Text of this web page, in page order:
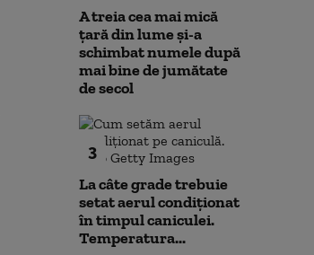
A treia cea mai mică
țară din lume și-a
schimbat numele după
mai bine de jumătate
de secol
3
La câte grade trebuie
setat aerul condiționat
în timpul caniculei.
Temperatura...